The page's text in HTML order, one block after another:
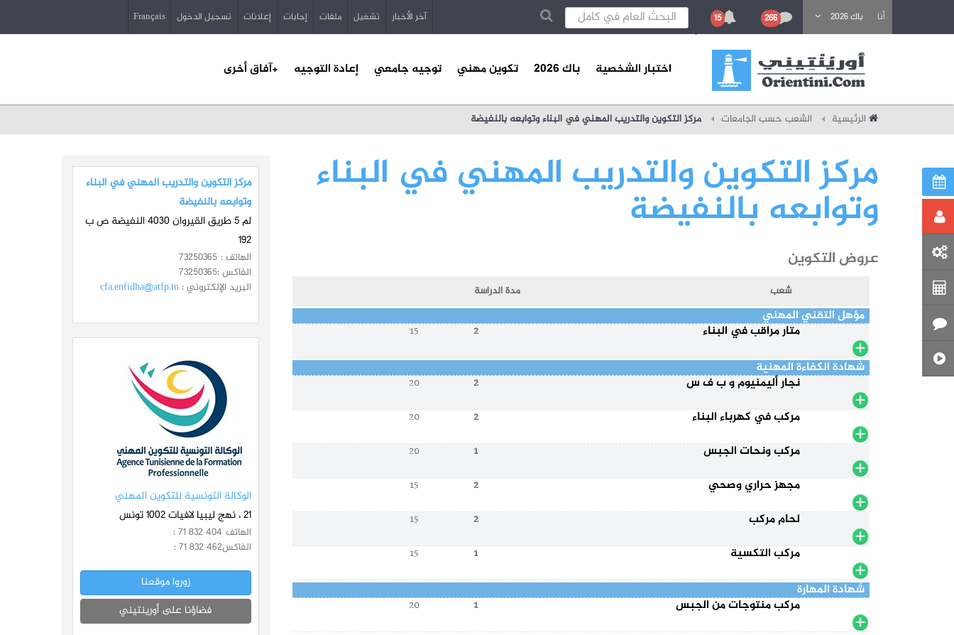
أنا باك 2026
باحث عن تكوين
266
15 آخر الأخبار تشغيل ملفات إجابات إعلانات تسجيل الدخول Français
اختبار الشخصية باك 2026 تكوين مهني توجيه جامعي إعادة التوجيه +آفاق أخرى
الرئيسية الشعب حسب الجامعات مركز التكوين والتدريب المهني في البناء وتوابعه بالنفيضة
مركز التكوين والتدريب المهني في البناء
وتوابعه بالنفيضة
عروض التكوين
شعب مدة الدراسة
مؤهل التقني المهني
متار مراقب في البناء
2
15
شهادة الكفاءة المهنية
نجار أليمنيوم و ب ف س
2
20
مركب في كهرباء البناء 2
20
مركب ونحات الجبس 1
20
مجهز حراري وصحي 2
15
لحام مركب 2
15
مركب التكسية 1
15
شهادة المهارة
مركب منتوجات من الجبس
1
20
مركز التكوين والتدريب المهني في البناء
وتوابعه بالنفيضة
لم 5 طريق القيروان 4030 النفيضة ص ب
192
الهاتف : 73250365
الفاكس :73250365
البريد الإلكتروني :cfa.enfidha@atfp.tn
الوكالة التونسية للتكوين المهني
21 ، نهج ليبيا لافيات 1002 تونس
الهاتف : 71 832 404
الفاكس: 71 832 462
زوروا موقعنا
فضاؤنا على أورينتيني